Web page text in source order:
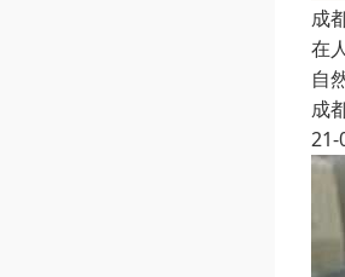
成
在
自
成
21-